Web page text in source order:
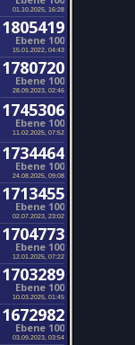
01.10.2025, 16:28
1805419
Ebene 100
15.01.2022, 04:43
1780720
Ebene 100
28.09.2023, 02:46
1745306
Ebene 100
11.02.2025, 07:52
1734464
Ebene 100
24.08.2025, 09:08
1713455
Ebene 100
02.07.2023, 23:02
1704773
Ebene 100
12.01.2025, 07:22
1703289
Ebene 100
10.03.2025, 01:45
1672982
Ebene 100
03.09.2023, 03:54